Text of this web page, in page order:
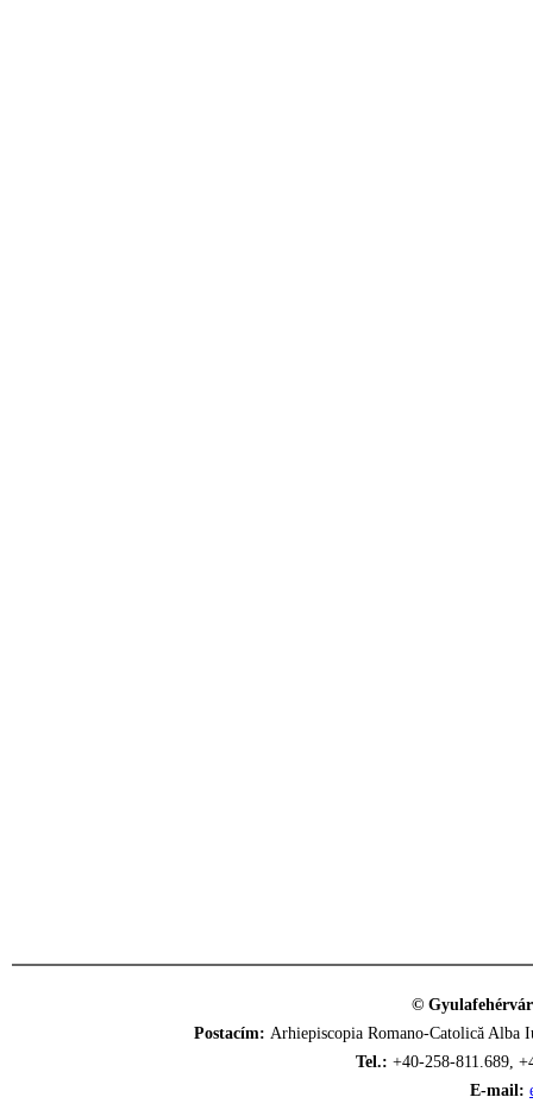
©
Postacím: Arhiepiscopia Romano-Catolică
Tel.: +40-258-811.689,
E-mail: